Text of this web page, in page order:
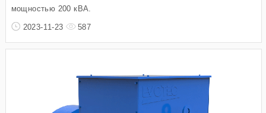
мощностью 200 кВА.
2023-11-23 587